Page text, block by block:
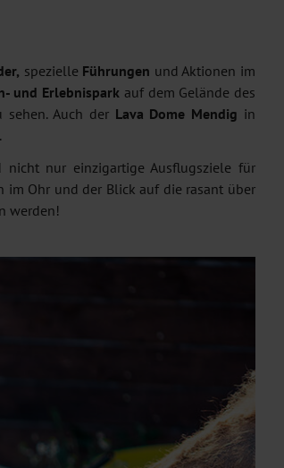
spezielle Führungen und Aktionen im
und Erlebnispark auf dem Gelände des
Auch der Lava Dome Mendig in
nur einzigartige Ausflugsziele für
im Ohr und der Blick auf die rasant über
werden!